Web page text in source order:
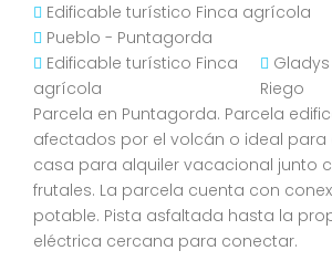
Edificable turístico Finca agrícola
Pueblo - Puntagorda
Edificable turístico Finca
agrícola
Gladys
Riego
Parcela en Puntagorda. Parcela
afectados por el volcán o ideal para
casa para alquiler vacacional junto
frutales. La parcela cuenta con
potable. Pista asfaltada hasta la
eléctrica cercana para conectar.